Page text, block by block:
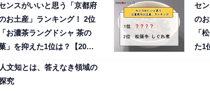
ンスがいいと思う「京都府
お土産」ランキング！ 2位
「お濃茶ラングドシャ 茶の
」を抑えた1位は？【2026
セ
の
「
た1
人文知とは、答えなき領域の
究